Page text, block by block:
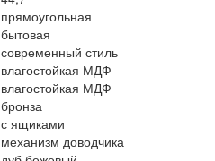
прямоугольная
бытовая
современный стиль
влагостойкая МДФ
влагостойкая МДФ
бронза
с ящиками
механизм доводчика